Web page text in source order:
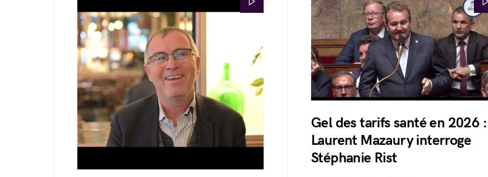
Gel des tarifs santé en 2026 :
Laurent Mazaury interroge
Stéphanie Rist